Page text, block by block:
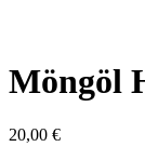
Möngöl
20,00 €